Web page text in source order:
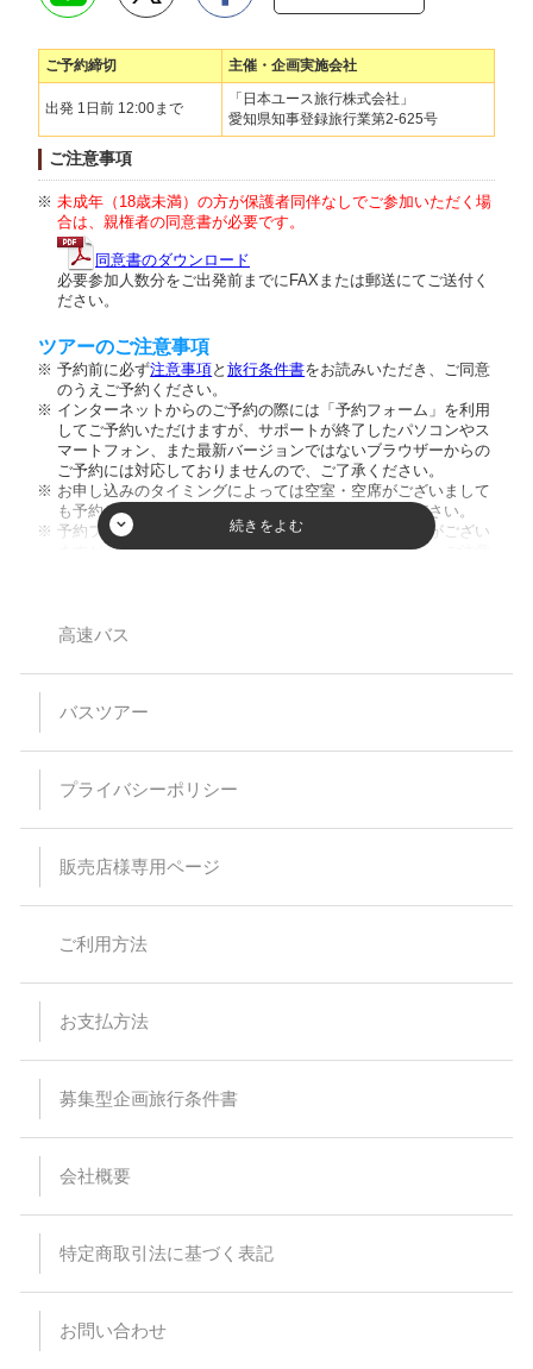
ご予約締切 主催・企画実施会社
出発 1日前 12:00まで
「日本ユース旅行株式会社」
愛知県知事登録旅行業第2-625号
ご注意事項
未成年（18歳未満）の方が保護者同伴なしでご参加いただく場
合は、親権者の同意書が必要です。
同意書のダウンロード
必要参加人数分をご出発前までにFAXまたは郵送にてご送付く
ださい。
ツアーのご注意事項
予約前に必ず注意事項と旅行条件書をお読みいただき、ご同意
のうえご予約ください。
インターネットからのご予約の際には「予約フォーム」を利用
してご予約いただけますが、サポートが終了したパソコンやス
マートフォン、また最新バージョンではないブラウザーからの
ご予約には対応しておりませんので、ご了承ください。
お申し込みのタイミングによっては空室・空席がございまして
も予約が成立しない場合がございますのでご了承ください。
予約フォーム内の人数欄に幼児のお客様の人数入力枠がござい
ますが、ご入力頂きましてもご人数に反映致しません。ご注意
す。
【バスプランについて】
います。当日、集合場所にお越しなられても、お断りさせてい
乗車・下車場所は事前予約が必要です。（予約のない乗下車地
乳児（0～1歳）の方はバス乗車中のシートベルト着用が困難な
予約時の集客状況によりご希望の乗下車地をお取りすることが
特に記載のない限り、バス車内にトイレはついておりません。
バスの乗車運賃は予告なく変更になる場合があります。予約受
付後または旅行代金をお支払い頂いた後に運賃が変更された場
ちすることは出来ません。停留所または集合場所に時間までに
お見えにならない場合でもバス乗務員及び受付係員からのご連
場所にて停留所の案内を致します。尚、受付を済ませた後でも
来ません。
ので、予めご了承ください。
より予定通り運行できない場合がございます。また、その為に
れませんので予めご了承ください。
バスのトランクに預けれる荷物は三辺（タテ・ヨコ・高さ）の
りたたみ自転車などの大きな荷物、ペット等はお断りしていま
高速バス
バスツアー
プライバシーポリシー
販売店様専用ページ
ご利用方法
お支払方法
募集型企画旅行条件書
会社概要
特定商取引法に基づく表記
お問い合わせ